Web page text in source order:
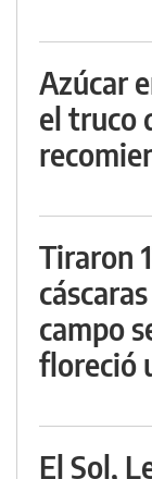
Azúcar
el truco
Tiraron
campo
floreció
El Sol,